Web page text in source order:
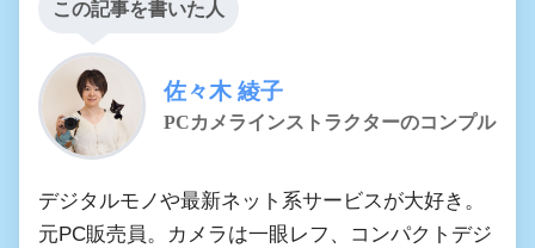
この記事を書いた人
佐々木 綾子
PCカメラインストラクターのコンプル
デジタルモノや最新ネット系サービスが大好き。
元PC販売員。カメラは一眼レフ、コンパクトデジ